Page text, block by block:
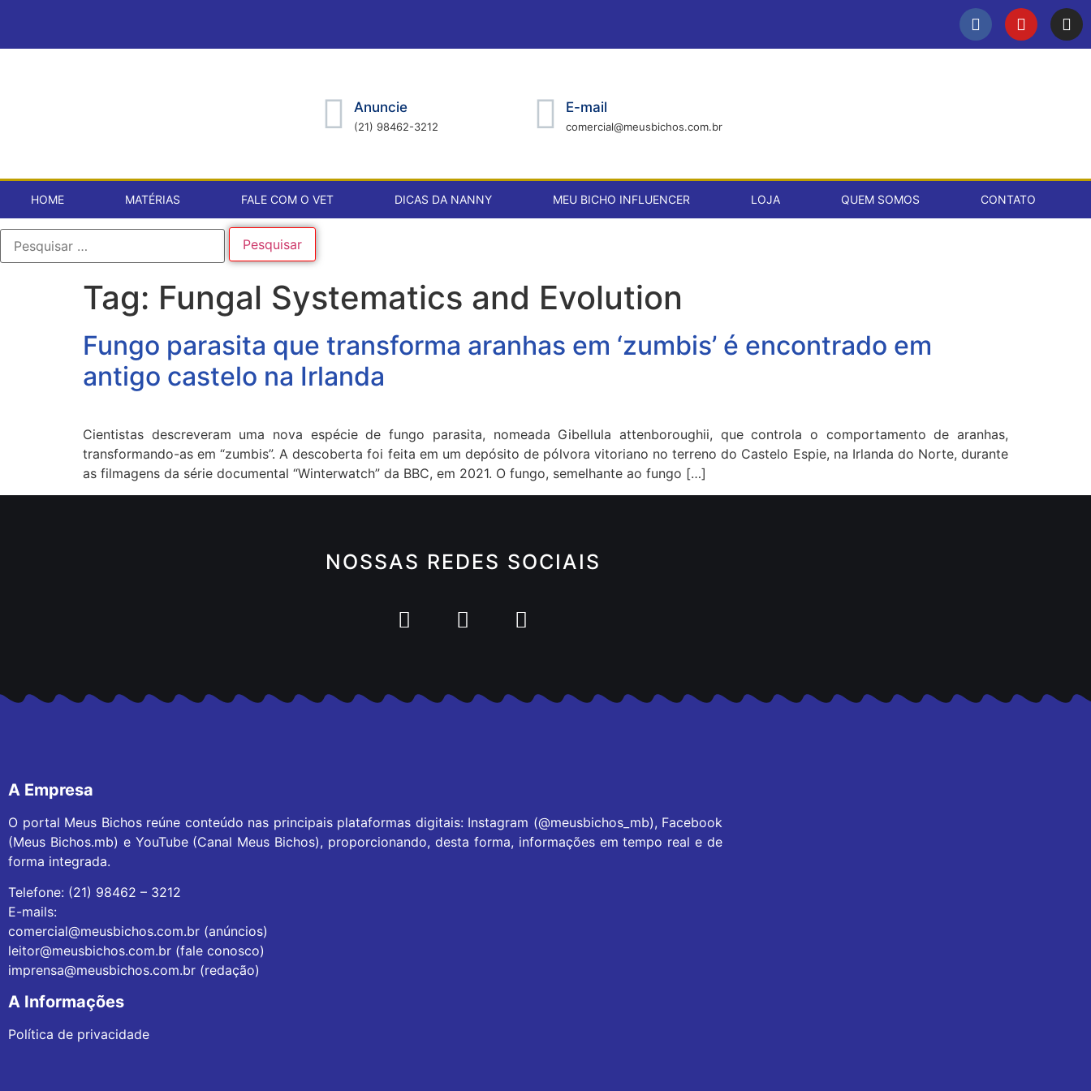
Anuncie
(21) 98462-3212
E-mail
comercial@meusbichos.com.br
HOME MATÉRIAS FALE COM O VET DICAS DA NANNY MEU BICHO INFLUENCER LOJA QUEM SOMOS CONTATO
Tag: Fungal Systematics and Evolution
Fungo parasita que transforma aranhas em ‘zumbis’ é encontrado em
antigo castelo na Irlanda
Cientistas descreveram uma nova espécie de fungo parasita, nomeada Gibellula attenboroughii, que controla o comportamento de aranhas,
transformando-as em “zumbis”. A descoberta foi feita em um depósito de pólvora vitoriano no terreno do Castelo Espie, na Irlanda do Norte, durante
as filmagens da série documental “Winterwatch” da BBC, em 2021. O fungo, semelhante ao fungo […]
NOSSAS REDES SOCIAIS
A Empresa
O portal Meus Bichos reúne conteúdo nas principais plataformas digitais: Instagram (@meusbichos_mb), Facebook
(Meus Bichos.mb) e YouTube (Canal Meus Bichos), proporcionando, desta forma, informações em tempo real e de
forma integrada.
Telefone: (21) 98462 – 3212
E-mails:
comercial@meusbichos.com.br (anúncios)
leitor@meusbichos.com.br (fale conosco)
imprensa@meusbichos.com.br (redação)
A Informações
Política de privacidade